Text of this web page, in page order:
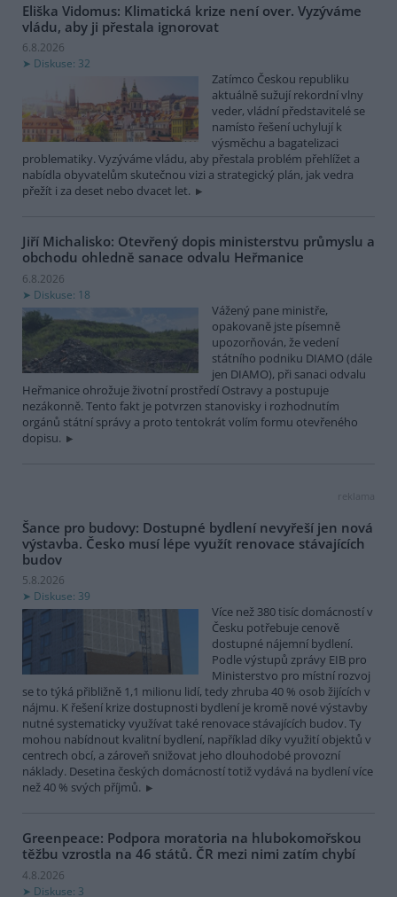
Eliška Vidomus: Klimatická krize není over. Vyzýváme
vládu, aby ji přestala ignorovat
6.8.2026
Diskuse: 32
Zatímco Českou republiku
aktuálně sužují rekordní vlny
veder, vládní představitelé se
namísto řešení uchylují k
výsměchu a bagatelizaci
problematiky. Vyzýváme vládu, aby přestala problém přehlížet a
nabídla obyvatelům skutečnou vizi a strategický plán, jak vedra
přežít i za deset nebo dvacet let.
Jiří Michalisko: Otevřený dopis ministerstvu průmyslu a
obchodu ohledně sanace odvalu Heřmanice
6.8.2026
Diskuse: 18
Vážený pane ministře,
opakovaně jste písemně
upozorňován, že vedení
státního podniku DIAMO (dále
jen DIAMO), při sanaci odvalu
Heřmanice ohrožuje životní prostředí Ostravy a postupuje
nezákonně. Tento fakt je potvrzen stanovisky i rozhodnutím
orgánů státní správy a proto tentokrát volím formu otevřeného
dopisu.
reklama
Šance pro budovy: Dostupné bydlení nevyřeší jen nová
výstavba. Česko musí lépe využít renovace stávajících
budov
5.8.2026
Diskuse: 39
Více než 380 tisíc domácností v
Česku potřebuje cenově
dostupné nájemní bydlení.
Podle výstupů zprávy EIB pro
Ministerstvo pro místní rozvoj
se to týká přibližně 1,1 milionu lidí, tedy zhruba 40 % osob žijících v
nájmu. K řešení krize dostupnosti bydlení je kromě nové výstavby
nutné systematicky využívat také renovace stávajících budov. Ty
mohou nabídnout kvalitní bydlení, například díky využití objektů v
centrech obcí, a zároveň snižovat jeho dlouhodobé provozní
náklady. Desetina českých domácností totiž vydává na bydlení více
než 40 % svých příjmů.
Greenpeace: Podpora moratoria na hlubokomořskou
těžbu vzrostla na 46 států. ČR mezi nimi zatím chybí
4.8.2026
Diskuse: 3